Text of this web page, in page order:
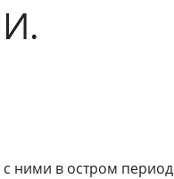
ними в остром